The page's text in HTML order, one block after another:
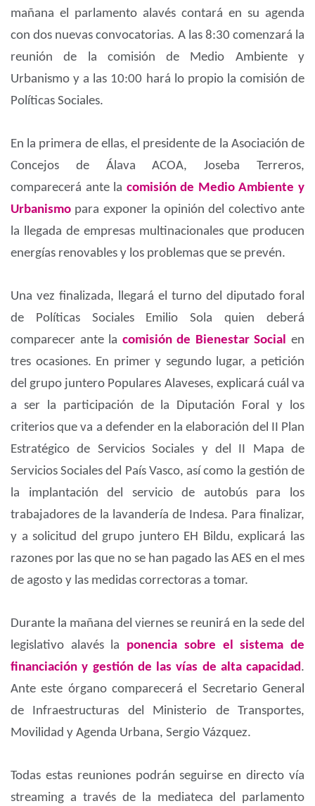
mañana el parlamento alavés contará en su agenda
con dos nuevas convocatorias. A las 8:30 comenzará la
reunión de la comisión
de Medio Ambiente y
Urbanismo y a las 10:00 hará lo propio la comisión de
Políticas Sociales.
En la primera de ellas, el presidente de la Asociación de
Concejos de Álava ACOA, Joseba Terreros,
comparecerá ante la comisión de Medio Ambiente y
Urbanismo para exponer la opinión del colectivo ante
la llegada de empresas multinacionales que producen
energías renovables y los problemas que se prevén.
Una vez finalizada, llegará el turno del diputado foral
de Políticas Sociales Emilio Sola quien deberá
comparecer ante la comisión de Bienestar Social en
tres ocasiones. En primer y segundo lugar, a petición
del grupo juntero Populares Alaveses, explicará cuál va
a ser la participación de la Diputación Foral y los
criterios que va a defender en la elaboración del II Plan
Estratégico de Servicios Sociales y del II Mapa de
Servicios Sociales del País Vasco, así como la gestión de
la implantación del servicio de autobús para los
trabajadores de la lavandería de Indesa. Para finalizar,
y a solicitud del grupo juntero EH Bildu, explicará las
razones por las que no se han pagado las AES en el mes
de agosto y las medidas correctoras a tomar.
Durante la mañana del viernes se reunirá en la sede del
legislativo alavés la ponencia sobre el sistema de
financiación y gestión de las vías de alta capacidad.
Ante este órgano comparecerá el Secretario General
de Infraestructuras del Ministerio de Transportes,
Movilidad y Agenda Urbana, Sergio Vázquez.
Todas estas reuniones podrán seguirse en directo vía
streaming a través de la mediateca del parlamento